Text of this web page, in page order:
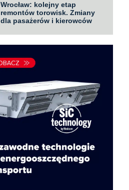
Wrocław: kolejny etap
remontów torowisk. Zmiany
dla pasażerów i kierowców